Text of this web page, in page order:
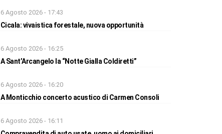
6 Agosto 2026 - 17:43
Cicala: vivaistica forestale, nuova opportunità
6 Agosto 2026 - 16:25
A Sant’Arcangelo la “Notte Gialla Coldiretti”
6 Agosto 2026 - 16:20
A Monticchio concerto acustico di Carmen Consoli
6 Agosto 2026 - 16:11